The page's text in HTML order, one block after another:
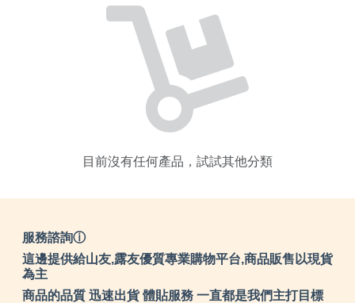
目前沒有任何產品，試試其他分類
服務諮詢ⓘ
這邊提供給山友,露友優質專業購物平台,商品販售以現貨
為主
商品的品質 迅速出貨 體貼服務 一直都是我們主打目標